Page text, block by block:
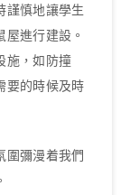
謹慎地讓學生
進行建設。
施，如防撞
要的時候及時
圍彌漫着我們